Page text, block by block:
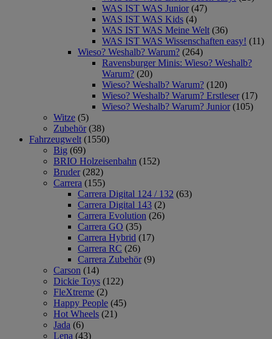
WAS IST WAS Junior (47)
WAS IST WAS Kids (4)
WAS IST WAS Meine Welt (36)
WAS IST WAS Wissenschaften easy! (11)
Wieso? Weshalb? Warum? (264)
Ravensburger Minis: Wieso? Weshalb?
Warum? (20)
Wieso? Weshalb? Warum? (120)
Wieso? Weshalb? Warum? Erstleser (17)
Wieso? Weshalb? Warum? Junior (105)
Witze (5)
Zubehör (38)
Fahrzeugwelt (1550)
Big (69)
BRIO Holzeisenbahn (152)
Bruder (282)
Carrera (155)
Carrera Digital 124 / 132 (63)
Carrera Digital 143 (2)
Carrera Evolution (26)
Carrera GO (35)
Carrera Hybrid (17)
Carrera RC (26)
Carrera Zubehör (9)
Carson (14)
Dickie Toys (122)
FleXtreme (2)
Happy People (45)
Hot Wheels (21)
Jada (6)
Lena (43)